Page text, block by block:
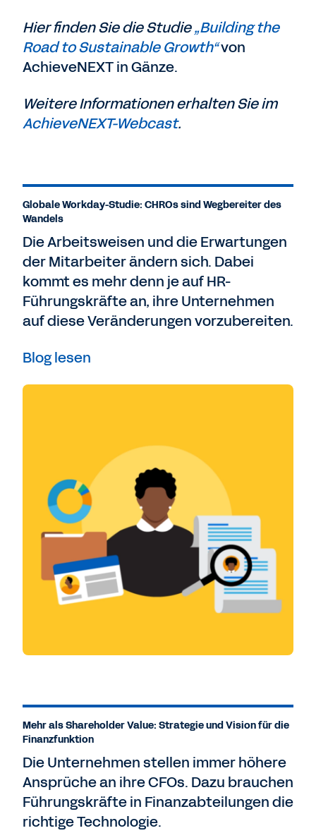
Hier finden Sie die Studie„Building the
Road to Sustainable Growth“von
AchieveNEXT in Gänze.
Weitere Informationen erhalten Sie im
AchieveNEXT-Webcast.
Globale Workday-Studie: CHROs sind Wegbereiter des
Wandels
Die Arbeitsweisen und die Erwartungen
der Mitarbeiter ändern sich. Dabei
kommt es mehr denn je auf HR-
Führungskräfte an, ihre Unternehmen
auf diese Veränderungen vorzubereiten.
Blog lesen
Mehr als Shareholder Value: Strategie und Vision für die
Finanzfunktion
Die Unternehmen stellen immer höhere
Ansprüche an ihre CFOs. Dazu brauchen
Führungskräfte in Finanzabteilungen die
richtige Technologie.